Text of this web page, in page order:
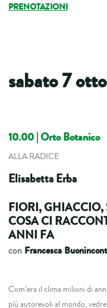
PRENOTAZIONI
sabato 7
10.00 | Orto Botanico
ALLA RADICE
Elisabetta Erba
FIORI, GHIACCIO,
COSA CI
ANNI FA
con Francesca
Com’era il clima milioni di
più autorevoli al mondo,